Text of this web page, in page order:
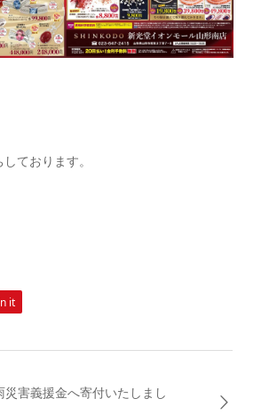
ております。
it
災害義援金へ寄付いたしまし